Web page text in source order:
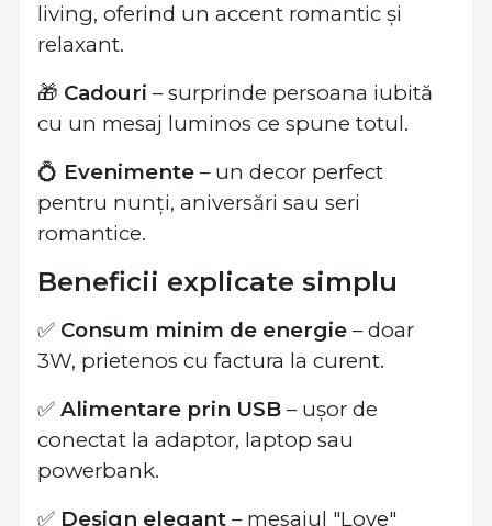
living, oferind un accent romantic și
relaxant.
🎁 Cadouri – surprinde persoana iubită
cu un mesaj luminos ce spune totul.
💍 Evenimente – un decor perfect
pentru nunți, aniversări sau seri
romantice.
Beneficii explicate simplu
✅ Consum minim de energie – doar
3W, prietenos cu factura la curent.
✅ Alimentare prin USB – ușor de
conectat la adaptor, laptop sau
powerbank.
✅ Design elegant – mesajul "Love"